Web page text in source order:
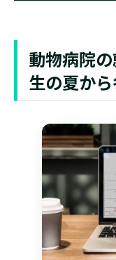
動物病院
生の夏か